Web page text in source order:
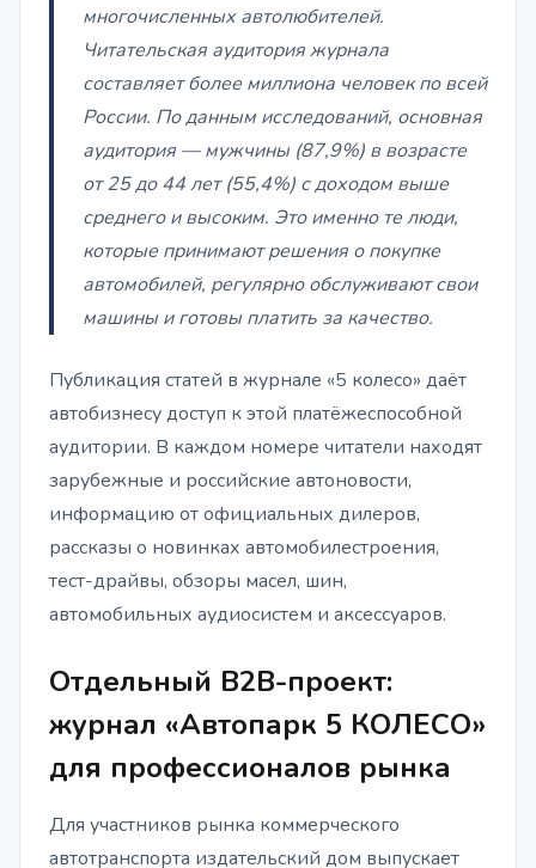
многочисленных автолюбителей.
Читательская аудитория журнала
составляет более миллиона человек по всей
России. По данным исследований, основная
аудитория — мужчины (87,9%) в возрасте
от 25 до 44 лет (55,4%) с доходом выше
среднего и высоким. Это именно те люди,
которые принимают решения о покупке
автомобилей, регулярно обслуживают свои
машины и готовы платить за качество.
Публикация статей в журнале «5 колесо» даёт
автобизнесу доступ к этой платёжеспособной
аудитории. В каждом номере читатели находят
зарубежные и российские автоновости,
информацию от официальных дилеров,
рассказы о новинках автомобилестроения,
тест-драйвы, обзоры масел, шин,
автомобильных аудиосистем и аксессуаров.
Отдельный B2B-проект:
журнал «Автопарк 5 КОЛЕСО»
для профессионалов рынка
Для участников рынка коммерческого
автотранспорта издательский дом выпускает